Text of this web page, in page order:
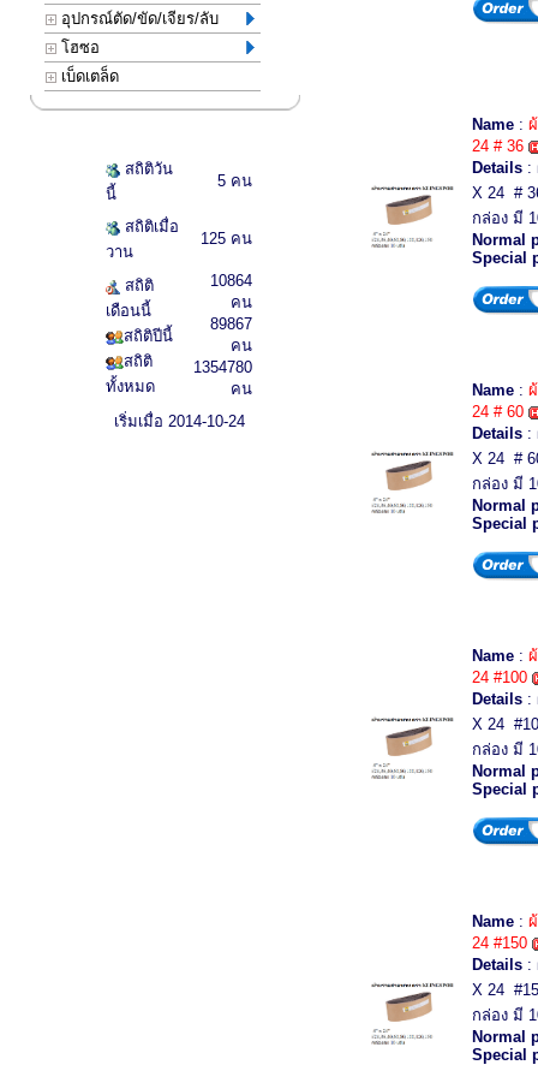
อุปกรณ์ตัด/ขัด/เจียร/ลับ
โฮซอ
เบ็ดเตล็ด
สถิติวัน
นี้
5 คน
สถิติเมื่อ
วาน
125 คน
สถิติ
เดือนนี้
สถิติปีนี้
สถิติ
ทั้งหมด
10864
คน
89867
คน
1354780
คน
เริ่มเมื่อ 2014-10-24
Name :
24 # 36
Details :
X 24 #
กล่อง มี
Normal
Special
Name :
24 # 60
Details :
X 24 #
กล่อง มี
Normal
Special
Name :
24 #100
Details :
X 24
กล่อง มี
Normal
Special
Name :
24 #150
Details :
X 24
กล่อง มี
Normal
Special